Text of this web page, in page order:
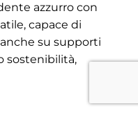
azzurro con
capace di
su supporti
sostenibilità,